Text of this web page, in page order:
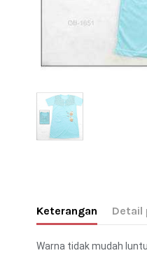
Keterangan Detail
Warna tidak mudah